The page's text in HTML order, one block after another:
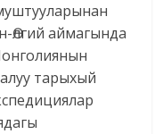
Өлгий аймагында
тарыхый